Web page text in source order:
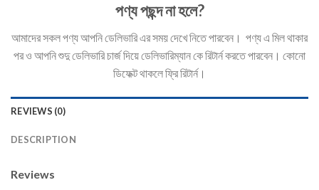
পণ্য পছন্দ না হলে?
আমাদের সকল পণ্য আপনি ডেলিভারি এর সময় দেখে নিতে পারবেন। পণ্য এ মিল থাকার
পর ও আপনি শুদু ডেলিভারি চার্জ দিয়ে ডেলিভারিম্যান কে রিটার্ন করতে পারবেন। কোনো
ডিফেক্ট থাকলে ফ্রি রিটার্ন।
REVIEWS (0)
DESCRIPTION
Reviews